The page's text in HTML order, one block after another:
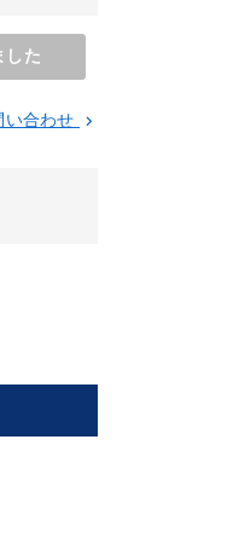
した
い合わせ keyboard_arrow_right